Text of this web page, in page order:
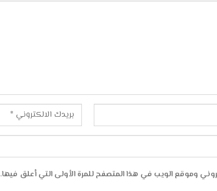
وموقع الويب في هذا المتصفح للمرة الأولى التي أعلق فيها.